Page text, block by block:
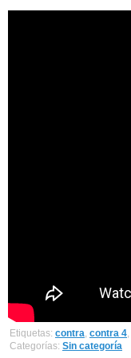
Etiquetas: contra, contra 4,
Categorías: Sin categoría